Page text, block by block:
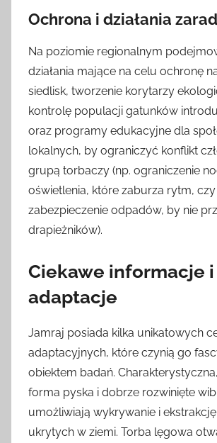
Ochrona i działania
Na poziomie regionalnym
działania mające na celu ochronę
siedlisk, tworzenie korytarzy
kontrolę populacji gatunków
oraz programy edukacyjne dla
lokalnych, by ograniczyć konflikt
grupą torbaczy (np. ograniczenie
oświetlenia, które zaburza rytm, czy
zabezpieczenie odpadów, by nie
drapieżników).
Ciekawe informacje i
adaptacje
Jamraj posiada kilka unikatowych
adaptacyjnych, które czynią go
obiektem badań.
forma pyska i dobrze rozwinięte
umożliwiają wykrywanie i
ukrytych w ziemi. Torba lęgowa